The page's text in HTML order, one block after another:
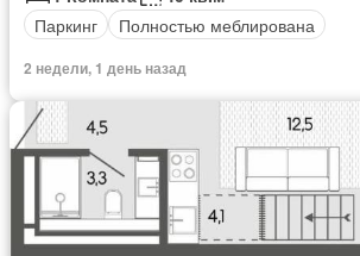
Паркинг
Полностью меблирована
2 недели, 1 день назад